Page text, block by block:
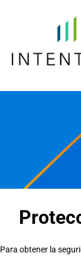
Para obtener la